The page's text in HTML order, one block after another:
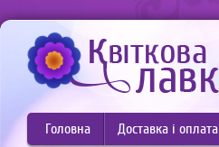
Головна Доставка і оплата